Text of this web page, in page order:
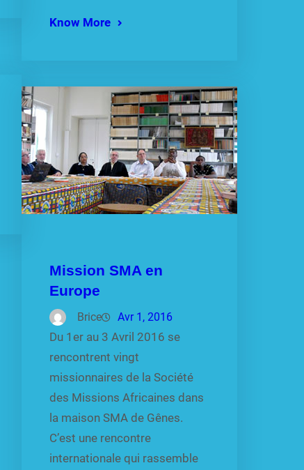
Know More
Mission SMA en
Europe
Brice Avr 1, 2016
Du 1er au 3 Avril 2016 se
rencontrent vingt
missionnaires de la Société
des Missions Africaines dans
la maison SMA de Gênes.
C’est une rencontre
internationale qui rassemble